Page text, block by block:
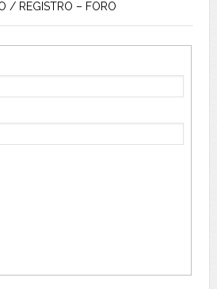
/ REGISTRO – FORO